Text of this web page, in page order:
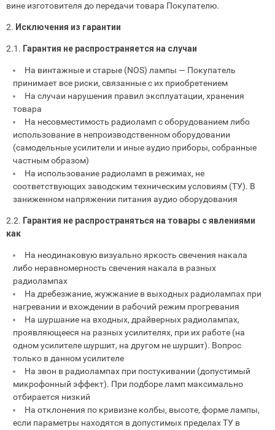
вине изготовителя до передачи товара Покупателю.
2. Исключения из гарантии
2.1. Гарантия не распространяется на случаи
На винтажные и старые (NOS) лампы — Покупатель
принимает все риски, связанные с их приобретением
На случаи нарушения правил эксплуатации, хранения
товара
На несовместимость радиоламп с оборудованием либо
использование в непроизводственном оборудовании
(самодельные усилители и иные аудио приборы, собранные
частным образом)
На использование радиоламп в режимах, не
соответствующих заводским техническим условиям (ТУ). В
заниженном напряжении питания аудио оборудования
2.2. Гарантия не распространяться на товары с явлениями
как
На неодинаковую визуально яркость свечения накала
либо неравномерность свечения накала в разных
радиолампах
На дребезжание, жужжание в выходных радиолампах при
нагревании и вхождении в рабочий режим прогревания
На шуршание на входных, драйверных радиолампах,
проявляющееся на разных усилителях, при их работе (на
одном усилителе шуршит, на другом не шуршит). Вопрос
только в данном усилителе
На звон в радиолампах при постукивании (допустимый
микрофонный эффект). При подборе ламп максимально
отбирается низкий
На отклонения по кривизне колбы, высоте, форме лампы,
если параметры находятся в допустимых пределах ТУ в